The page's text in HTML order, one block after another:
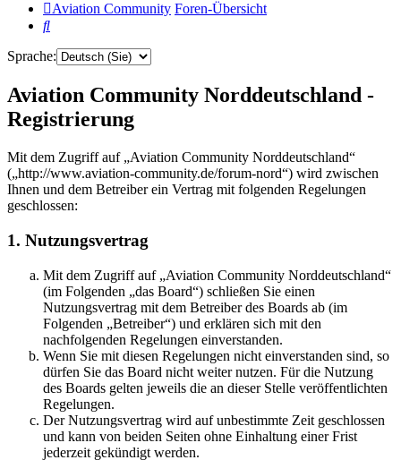
Aviation Community Foren-Übersicht
Suche
Sprache:
Aviation Community Norddeutschland -
Registrierung
Mit dem Zugriff auf „Aviation Community Norddeutschland“
(„http://www.aviation-community.de/forum-nord“) wird zwischen
Ihnen und dem Betreiber ein Vertrag mit folgenden Regelungen
geschlossen:
1. Nutzungsvertrag
Mit dem Zugriff auf „Aviation Community Norddeutschland“
(im Folgenden „das Board“) schließen Sie einen
Nutzungsvertrag mit dem Betreiber des Boards ab (im
Folgenden „Betreiber“) und erklären sich mit den
nachfolgenden Regelungen einverstanden.
Wenn Sie mit diesen Regelungen nicht einverstanden sind, so
dürfen Sie das Board nicht weiter nutzen. Für die Nutzung
des Boards gelten jeweils die an dieser Stelle veröffentlichten
Regelungen.
Der Nutzungsvertrag wird auf unbestimmte Zeit geschlossen
und kann von beiden Seiten ohne Einhaltung einer Frist
jederzeit gekündigt werden.